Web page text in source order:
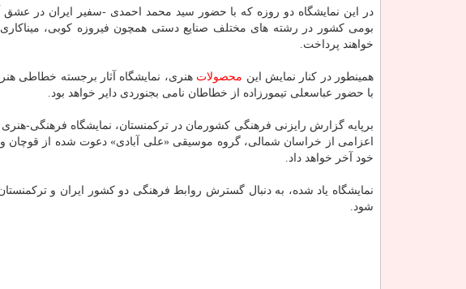
در این نمایشگاه دو روزه كه با حضور سید محمد احمدی -سفیر ایران در عشق
بومی كشور در رشته های مختلف صنایع دستی همچون فیروزه كوبی،
خواهند پرداخت.
همینطور در كنار نمایش این محصولات هنری، نمایشگاه آثار برجسته خطاطی
با حضور عباسعلی تیمورزاده از خطاطان نامی بجنوردی دایر خواهد بود.
برپایه گزارش رایزنی فرهنگی كشورمان در تركمنستان، نمایشگاه فرهنگی-هنری
اعزامی از خراسان شمالی، گروه موسیقی «علی آبادی» دعوت شده از قوچان و
خود آخر خواهد داد.
نمایشگاه یاد شده، به دنبال گسترش روابط فرهنگی دو كشور ایران و
شود.